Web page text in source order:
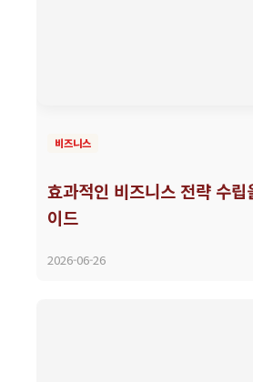
비즈니스
효과적인 비즈니스 전략 수
이드
2026-06-26